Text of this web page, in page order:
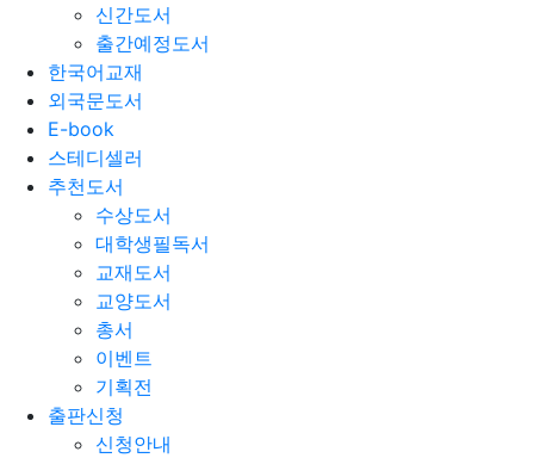
신간도서
출간예정도서
한국어교재
외국문도서
E-book
스테디셀러
추천도서
수상도서
대학생필독서
교재도서
교양도서
총서
이벤트
기획전
출판신청
신청안내